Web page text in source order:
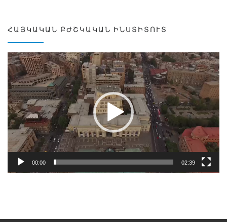
ՀԱՅԿԱԿԱՆ ԲԺՇԿԱԿԱՆ ԻՆՍՏԻՏՈՒՏ
Video
Player
00:00 02:39